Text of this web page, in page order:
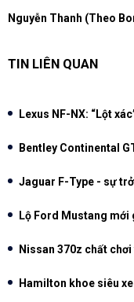
Nguyễn Thanh (Theo
TIN LIÊN QUAN
Lexus NF-NX: “Lột
Bentley Continental
Jaguar F-Type - sự
Lộ Ford Mustang mới
Nissan 370z chất chơi
Hamilton khoe siêu